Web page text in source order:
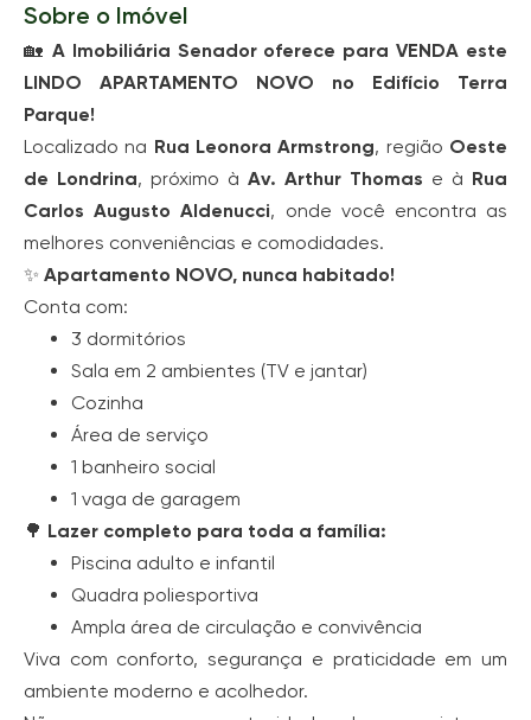
Sobre o Imóvel
🏡 A Imobiliária Senador oferece para VENDA este
LINDO APARTAMENTO NOVO no Edifício Terra
Parque!
Localizado na Rua Leonora Armstrong, região Oeste
de Londrina, próximo à Av. Arthur Thomas e à Rua
Carlos Augusto Aldenucci, onde você encontra as
melhores conveniências e comodidades.
✨ Apartamento NOVO, nunca habitado!
Conta com:
3 dormitórios
Sala em 2 ambientes (TV e jantar)
Cozinha
Área de serviço
1 banheiro social
1 vaga de garagem
🌳 Lazer completo para toda a família:
Piscina adulto e infantil
Quadra poliesportiva
Ampla área de circulação e convivência
Viva com conforto, segurança e praticidade em um
ambiente moderno e acolhedor.